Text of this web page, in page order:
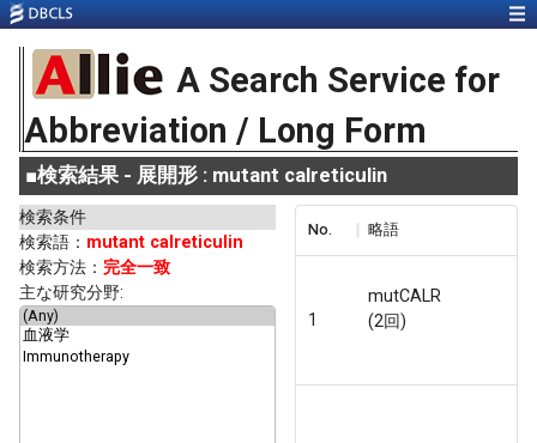
A Search Service for
Abbreviation / Long Form
■検索結果 - 展開形 : mutant calreticulin
検索条件
検索語： mutant calreticulin
検索方法： 完全一致
主な研究分野:
No. 略語
1
mutCALR
(2回)